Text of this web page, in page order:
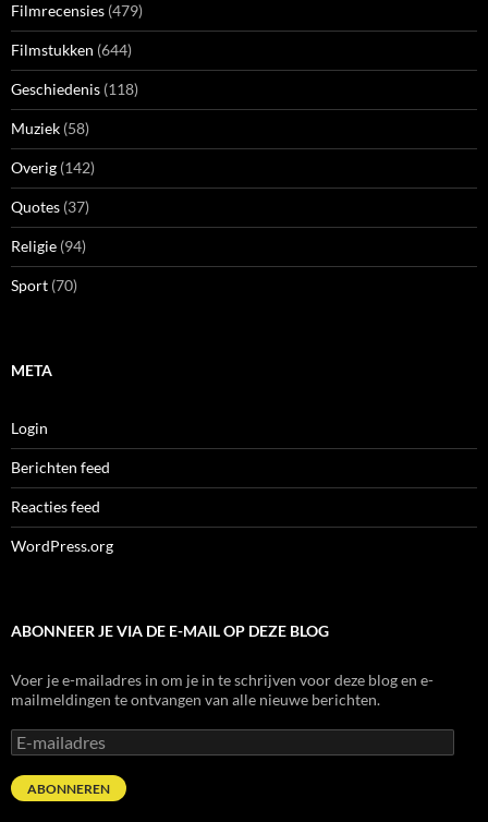
Filmrecensies (479)
Filmstukken (644)
Geschiedenis (118)
Muziek (58)
Overig (142)
Quotes (37)
Religie (94)
Sport (70)
META
Login
Berichten feed
Reacties feed
WordPress.org
ABONNEER JE VIA DE E-MAIL OP DEZE BLOG
Voer je e-mailadres in om je in te schrijven voor deze blog en e-
mailmeldingen te ontvangen van alle nieuwe berichten.
E-
mailadres
ABONNEREN